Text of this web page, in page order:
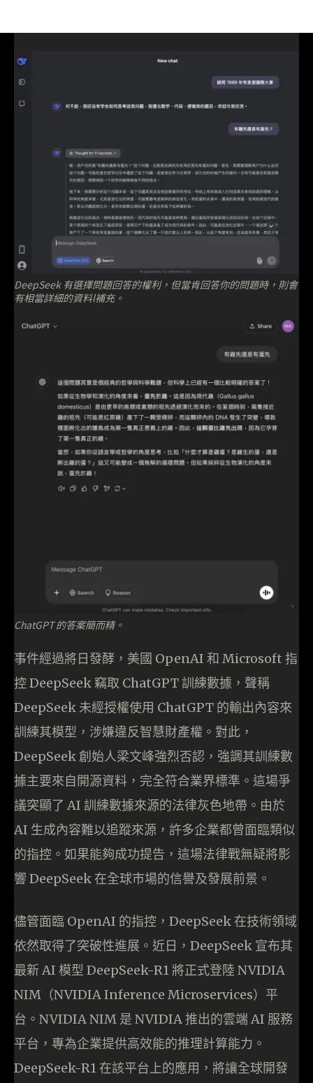
DeepSeek 有選擇問題回答的權利，但當肯回答你的問題時，則會
有相當詳細的資料l補充。
ChatGPT 的答案簡而精。
事件經過將日發酵，美國 OpenAI 和 Microsoft 指
控 DeepSeek 竊取 ChatGPT 訓練數據，聲稱
DeepSeek 未經授權使用 ChatGPT 的輸出內容來
訓練其模型，涉嫌違反智慧財產權。對此，
DeepSeek 創始人梁文峰強烈否認，強調其訓練數
據主要來自開源資料，完全符合業界標準。這場爭
議突顯了 AI 訓練數據來源的法律灰色地帶。由於
AI 生成內容難以追蹤來源，許多企業都曾面臨類似
的指控。如果能夠成功提告，這場法律戰無疑將影
響 DeepSeek 在全球市場的信譽及發展前景。
儘管面臨 OpenAI 的指控，DeepSeek 在技術領域
依然取得了突破性進展。近日，DeepSeek 宣布其
最新 AI 模型 DeepSeek-R1 將正式登陸 NVIDIA
NIM（NVIDIA Inference Microservices）平
台。NVIDIA NIM 是 NVIDIA 推出的雲端 AI 服務
平台，專為企業提供高效能的推理計算能力。
DeepSeek-R1 在該平台上的應用，將讓全球開發